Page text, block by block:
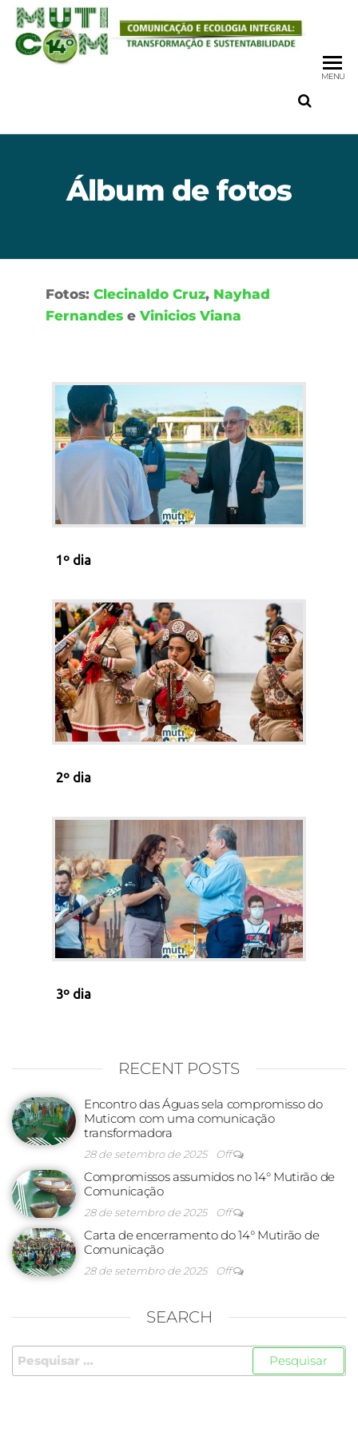
MENU
Álbum de fotos
Fotos: Clecinaldo Cruz, Nayhad
Fernandese Vinicios Viana
1º dia
2º dia
3º dia
RECENT POSTS
Encontro das Águas sela compromisso do
Muticom com uma comunicação
transformadora
28 de setembro de 2025 Off
Compromissos assumidos no 14° Mutirão de
Comunicação
28 de setembro de 2025 Off
Carta de encerramento do 14° Mutirão de
Comunicação
28 de setembro de 2025 Off
SEARCH